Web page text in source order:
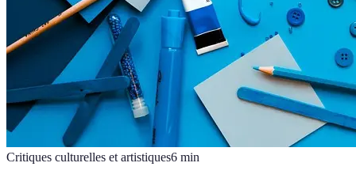
Critiques culturelles et artistiques6 min